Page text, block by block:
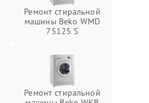
Ремонт стиральной
машины Beko WMD
75125 S
Ремонт стиральной